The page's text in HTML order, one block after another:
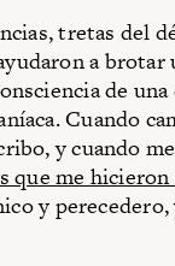
tretas del
a brotar
de
Cuando
y cuando
que me
y